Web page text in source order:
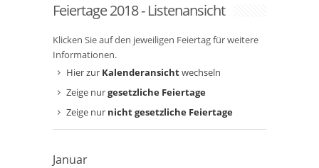
Feiertage 2018 - Listenansicht
Klicken Sie auf den jeweiligen Feiertag für weitere
Informationen.
Hier zur Kalenderansichtwechseln
Zeige nurgesetzliche Feiertage
Zeige nur nicht gesetzliche Feiertage
Januar